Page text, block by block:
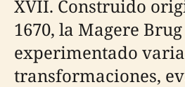
XVII. Construido
1670, la Magere
experimentado
transformaciones,